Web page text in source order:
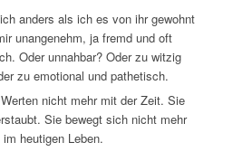
anders als ich es von ihr gewohnt
unangenehm, ja fremd und oft
Oder unnahbar? Oder zu witzig
zu emotional und pathetisch.
nicht mehr mit der Zeit. Sie
Sie bewegt sich nicht mehr
heutigen Leben.